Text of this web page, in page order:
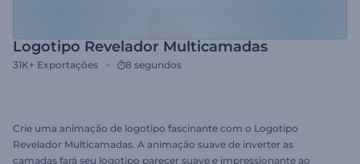
Logotipo Revelador Multicamadas
31K+ Exportações 8 segundos
Crie uma animação de logotipo fascinante com o Logotipo
Revelador Multicamadas. A animação suave de inverter as
camadas fará seu logotipo parecer suave e impressionante ao